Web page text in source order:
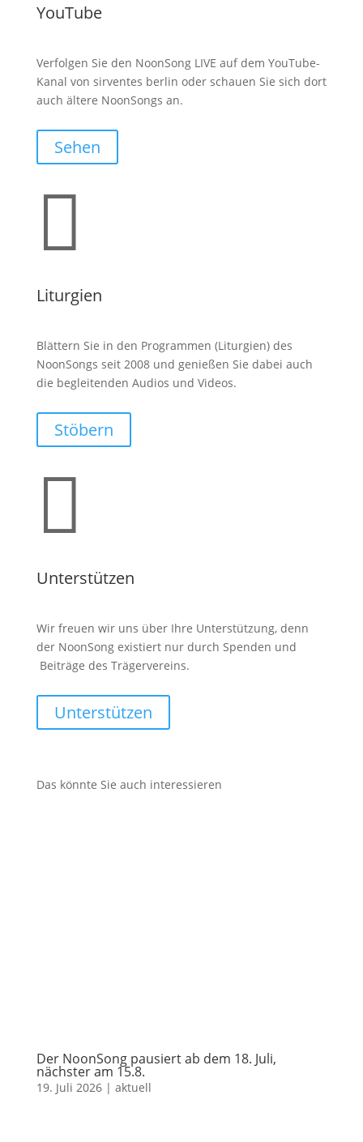
YouTube
Verfolgen Sie den NoonSong LIVE auf dem YouTube-
Kanal von sirventes berlin oder schauen Sie sich dort
auch ältere NoonSongs an.
Sehen

Liturgien
Blättern Sie in den Programmen (Liturgien) des
NoonSongs seit 2008 und genießen Sie dabei auch
die begleitenden Audios und Videos.
Stöbern

Unterstützen
Wir freuen wir uns über Ihre Unterstützung, denn
der NoonSong existiert nur durch Spenden und
Beiträge des Trägervereins.
Unterstützen
Das könnte Sie auch interessieren
Der NoonSong pausiert ab dem 18. Juli,
nächster am 15.8.
19. Juli 2026| aktuell